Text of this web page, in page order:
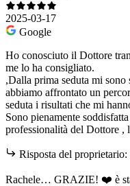
2025-03-17
Google
Ho conosciuto il Dottore
me lo ha consigliato.
,Dalla prima seduta mi
abbiamo affrontato un
seduta i risultati che mi
Sono pienamente
professionalità del Dottore ,
Risposta del proprietario:
Rachele… GRAZIE! ❤️ è